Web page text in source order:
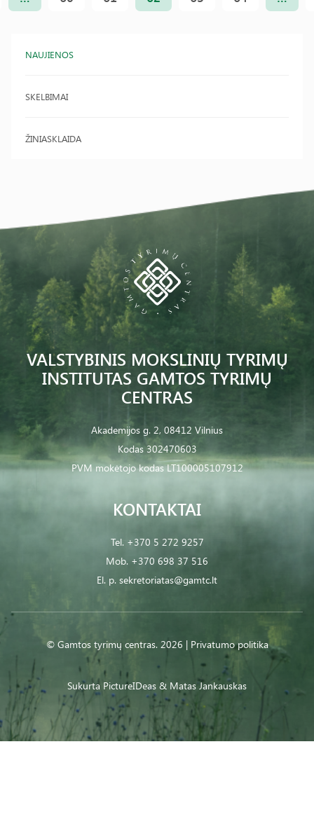
NAUJIENOS
SKELBIMAI
ŽINIASKLAIDA
VALSTYBINIS MOKSLINIŲ TYRIMŲ
INSTITUTAS GAMTOS TYRIMŲ
CENTRAS
Akademijos g. 2, 08412 Vilnius
Kodas 302470603
PVM mokėtojo kodas LT100005107912
KONTAKTAI
Tel. +370 5 272 9257
Mob. +370 698 37 516
El. p. sekretoriatas@gamtc.lt
© Gamtos tyrimų centras. 2026 | Privatumo politika
Sukurta PictureIDeas & Matas Jankauskas